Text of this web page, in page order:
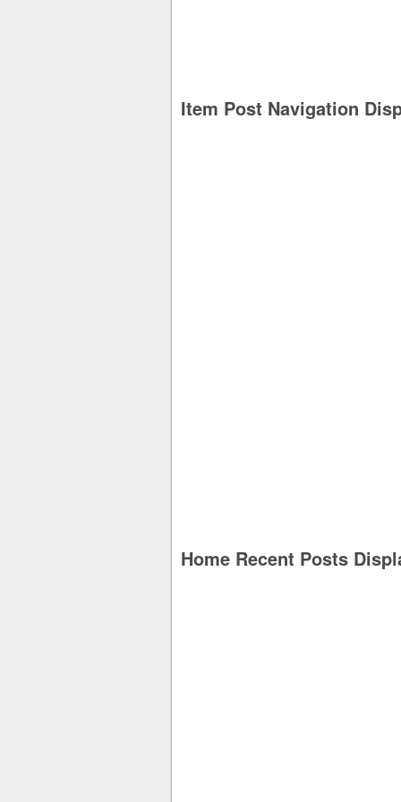
Item Post Navigation
Home Recent Posts